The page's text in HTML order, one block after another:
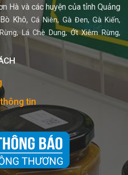
Hà và các huyện của tỉnh Quảng
Khô,Cá Niên, Gà Đen, Gà Kiến,
Lá Chè Dung,Ớt Xiêm Rừng,
tin